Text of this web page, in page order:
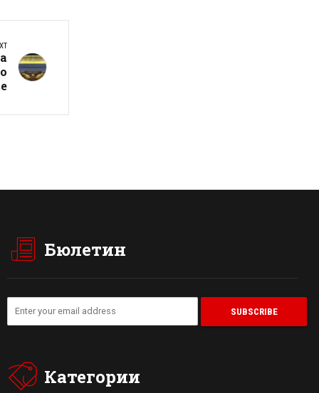
Бюлетин
Категории